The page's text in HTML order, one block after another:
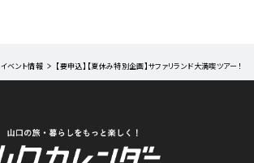
イベント情報 【要申込】【夏休み特別企画】サファリランド大満喫ツアー！